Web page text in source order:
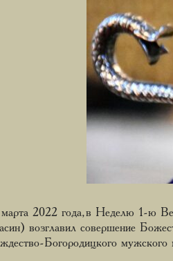
2022 года, в Неделю 1-ю
возглавил совершение
Богородицкого мужского